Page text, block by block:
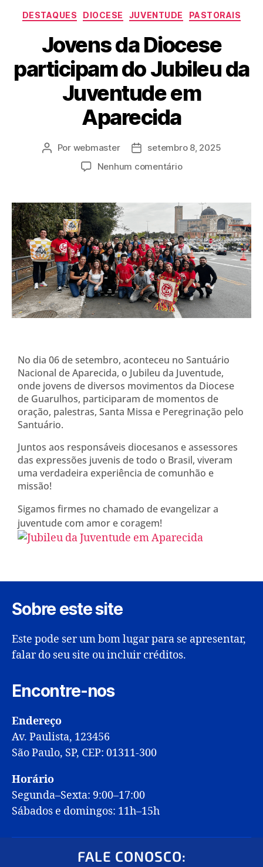
DESTAQUES DIOCESE JUVENTUDE PASTORAIS
Jovens da Diocese
participam do Jubileu da
Juventude em
Aparecida
Por webmaster
setembro 8, 2025
Nenhum comentário
No dia 06 de setembro, aconteceu no Santuário
Nacional de Aparecida, o Jubileu da Juventude,
onde jovens de diversos movimentos da Diocese
de Guarulhos, participaram de momentos de
oração, palestras, Santa Missa e Peregrinação pelo
Santuário.
Juntos aos responsáveis diocesanos e assessores
das expressões juvenis de todo o Brasil, viveram
uma verdadeira experiência de comunhão e
missão!
Sigamos firmes no chamado de evangelizar a
juventude com amor e coragem!
Sobre este site
Este pode ser um bom lugar para se apresentar,
falar do seu site ou incluir créditos.
Encontre-nos
Endereço
Av. Paulista, 123456
São Paulo, SP, CEP: 01311-300
Horário
Segunda–Sexta: 9:00–17:00
Sábados e domingos: 11h–15h
FALE CONOSCO: